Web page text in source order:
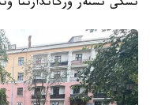
ىشكى ىستەر ورگاندارىنا